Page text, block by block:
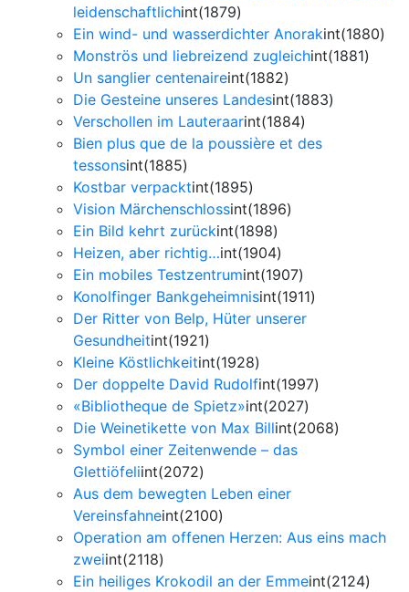
leidenschaftlichint(1879)
Ein wind- und wasserdichter Anorakint(1880)
Monströs und liebreizend zugleichint(1881)
Un sanglier centenaireint(1882)
Die Gesteine unseres Landesint(1883)
Verschollen im Lauteraarint(1884)
Bien plus que de la poussière et des
tessonsint(1885)
Kostbar verpacktint(1895)
Vision Märchenschlossint(1896)
Ein Bild kehrt zurückint(1898)
Heizen, aber richtig…int(1904)
Ein mobiles Testzentrumint(1907)
Konolfinger Bankgeheimnisint(1911)
Der Ritter von Belp, Hüter unserer
Gesundheitint(1921)
Kleine Köstlichkeitint(1928)
Der doppelte David Rudolfint(1997)
«Bibliotheque de Spietz»int(2027)
Die Weinetikette von Max Billint(2068)
Symbol einer Zeitenwende – das
Glettiöfeliint(2072)
Aus dem bewegten Leben einer
Vereinsfahneint(2100)
Operation am offenen Herzen: Aus eins mach
zweiint(2118)
Ein heiliges Krokodil an der Emmeint(2124)